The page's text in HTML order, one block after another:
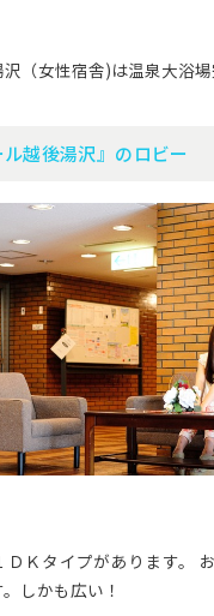
（女性宿舎)は温泉大浴場
ル越後湯沢』のロビー
ＤＫタイプがあります。
しかも広い！